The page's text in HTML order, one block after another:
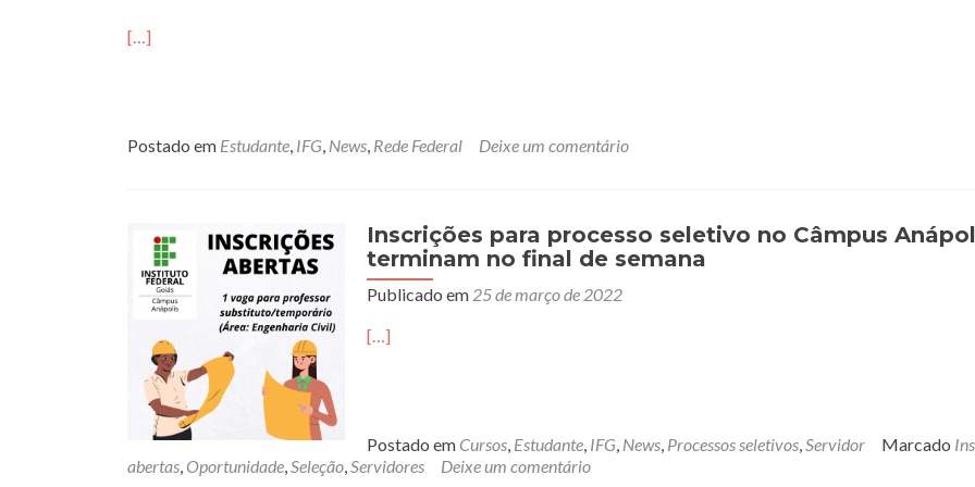
[…]
Postado em Estudante, IFG, News, Rede Federal Deixe um comentário
Inscrições para processo seletivo no Câmpus
terminam no final de semana
Publicado em 25 de março de 2022
[…]
Postado em Cursos, Estudante, IFG, News, Processos seletivos,Servidor Marcado
abertas, Oportunidade,Seleção,Servidores Deixe um comentário